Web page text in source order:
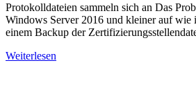
Protokolldateien sammeln sich an Das
Windows Server 2016 und kleiner auf wie
einem Backup der
Weiterlesen